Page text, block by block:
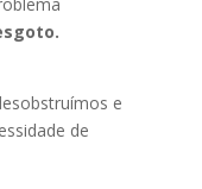
e
de